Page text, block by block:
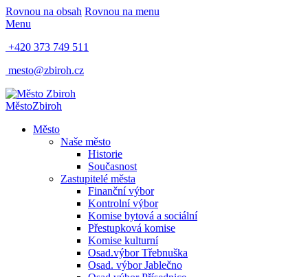
Rovnou na obsah Rovnou na menu
Menu
+420 373 749 511
mesto@zbiroh.cz
MěstoZbiroh
Město
Naše město
Historie
Současnost
Zastupitelé města
Finanční výbor
Kontrolní výbor
Komise bytová a sociální
Přestupková komise
Komise kulturní
Osad.výbor Třebnuška
Osad. výbor Jablečno